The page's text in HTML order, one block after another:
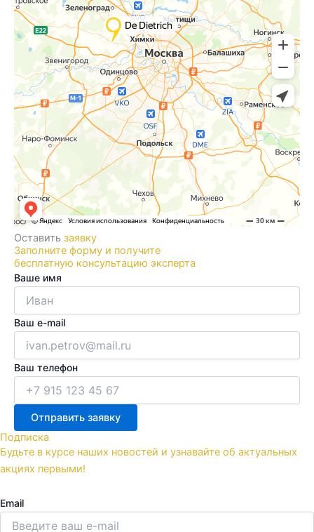
Оставить заявку
Заполните форму и получите
бесплатную консультацию эксперта
Ваше имя
Ваш e-mail
Ваш телефон
Отправить заявку
Подписка
Будьте в курсе наших новостей и узнавайте об актуальных
акциях первыми!
Email